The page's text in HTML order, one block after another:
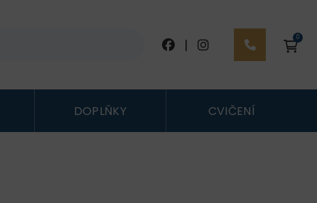
| 0
DOPLŇKY CVIČENÍ